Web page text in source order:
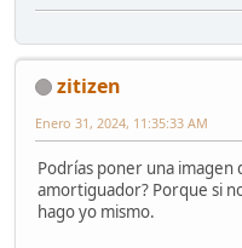
zitizen
Enero 31, 2024, 11:35:33 AM
Podrías poner una imagen
amortiguador? Porque si
hago yo mismo.